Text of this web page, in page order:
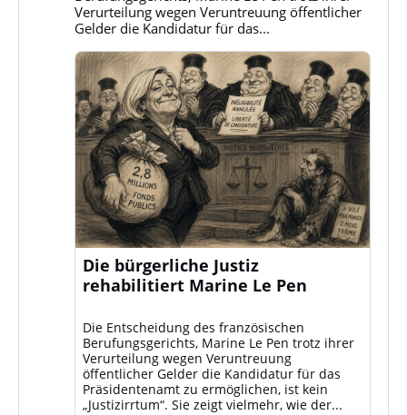
Verurteilung wegen Veruntreuung öffentlicher
Gelder die Kandidatur für das...
Die bürgerliche Justiz
rehabilitiert Marine Le Pen
Die Entscheidung des französischen
Berufungsgerichts, Marine Le Pen trotz ihrer
Verurteilung wegen Veruntreuung
öffentlicher Gelder die Kandidatur für das
Präsidentenamt zu ermöglichen, ist kein
„Justizirrtum“. Sie zeigt vielmehr, wie der...